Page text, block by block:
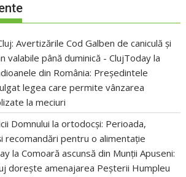
Avertizările Cod Galben de caniculă și
valabile până duminică - ClujToday la
din România: Președintele
legea care permite vânzarea
la meciuri
Domnului la ortodocși: Perioada,
recomandări pentru o alimentație
laComoară ascunsă din Munții Apuseni:
dorește amenajarea Peșterii Humpleu